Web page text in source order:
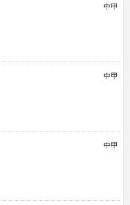
中甲
中甲
中甲